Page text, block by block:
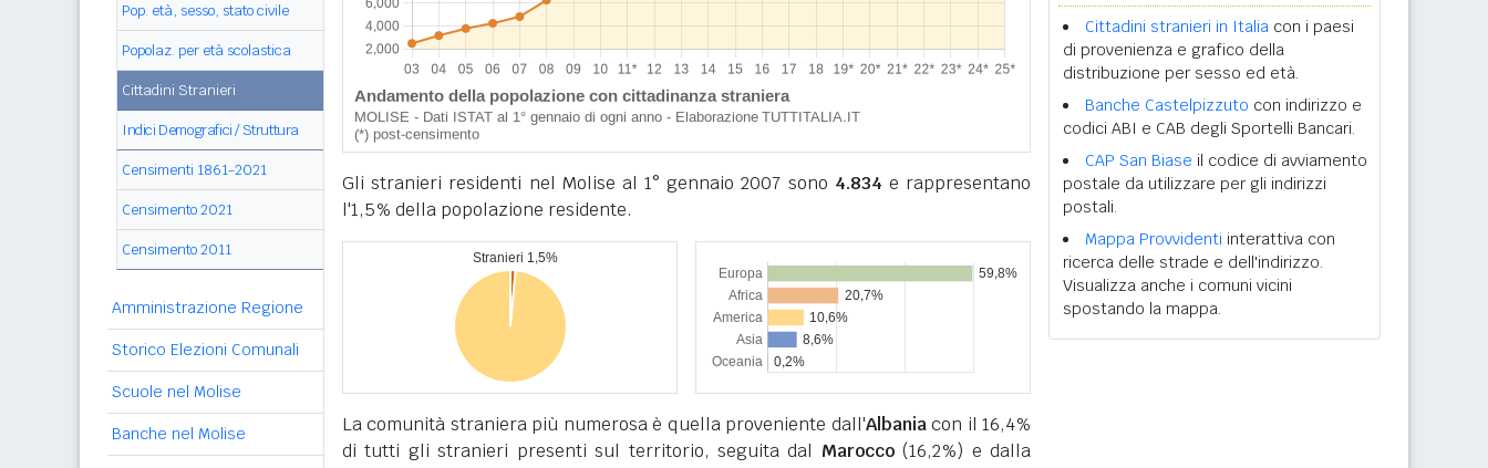
Pop. età, sesso, stato civile
Popolaz. per età scolastica
Cittadini Stranieri
Indici Demografici / Struttura
Censimenti 1861-2021
Censimento 2021
Censimento 2011
Amministrazione Regione
Storico Elezioni Comunali
Scuole nel Molise
Banche nel Molise
Gli stranieri residenti nel Molise al 1° gennaio 2007 sono 4.834 e rappresentano
l'1,5% della popolazione residente.
La comunità straniera più numerosa è quella proveniente dall'Albaniacon il 16,4%
di tutti gli stranieri presenti sul territorio, seguita dal Marocco(16,2%) e dalla
Cittadini stranieri in Italia con i paesi
di provenienza e grafico della
distribuzione per sesso ed età.
Banche Castelpizzuto con indirizzo e
codici ABI e CAB degli Sportelli Bancari.
CAP San Biase il codice di avviamento
postale da utilizzare per gli indirizzi
postali.
Mappa Provvidenti interattiva con
ricerca delle strade e dell'indirizzo.
Visualizza anche i comuni vicini
spostando la mappa.